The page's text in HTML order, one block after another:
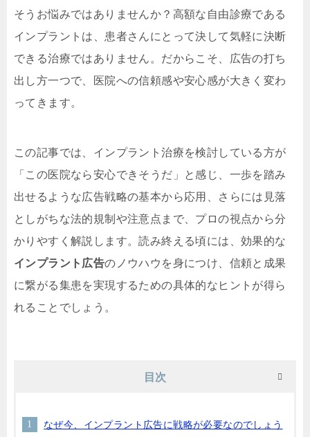
そうお悩みではありませんか？高額な自由診療である
インプラントは、患者さんにとって決して気軽に決断
できる治療ではありません。だからこそ、広告の打ち
出し方一つで、医院への信頼感や安心感が大きく変わ
ってきます。
この記事では、インプラント治療を検討している方が
「この医院なら安心できそうだ」と感じ、一歩を踏み
出せるような広告戦略の基本から応用、さらには見落
としがちな法的規制や注意点まで、プロの視点から分
かりやすく解説します。読み終える頃には、効果的な
インプラント広告のノウハウを身につけ、信頼と成果
に繋がる集患を実現するための具体的なヒントが得ら
れることでしょう。
目次
なぜ今、インプラント広告に戦略が必要なのでしょう